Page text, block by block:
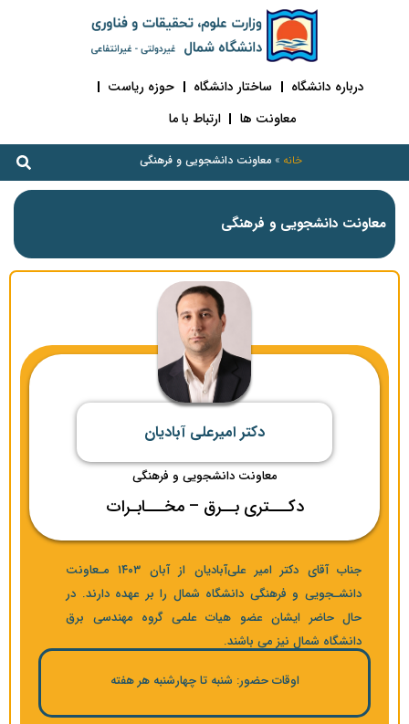
درباره دانشگاه ساختار دانشگاه
حوزه ریاست
معاونت ها
ارتباط با ما
خانه »معاونت دانشجویی و فرهنگی
معاونت دانشجویی و فرهنگی
دکتر امیرعلی آبادیان
معاونت دانشجویی و فرهنگی
دکـــتری بــرق – مخـــابـرات
جناب آقای دکتر امیر علی‌آبادیان از آبان ۱۴۰۳ مـعاونت
دانشـجویی و فرهنگی دانشگاه شمال را بر عهده دارند. در
حال حاضر ایشان عضو هیات علمی گروه مهندسی برق
دانشگاه شمال نیز می باشند.
اوقات حضور: شنبه تا چهارشنبه هر هفته